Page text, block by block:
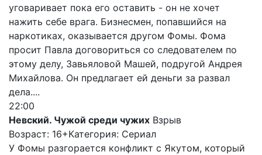
уговаривает пока его оставить - он не хочет
нажить себе врага. Бизнесмен, попавшийся на
наркотиках, оказывается другом Фомы. Фома
просит Павла договориться со следователем по
этому делу, Завьяловой Машей, подругой Андрея
Михайлова. Он предлагает ей деньги за развал
дела....
22:00
Невский. Чужой среди чужих Взрыв
Возраст: 16+Категория: Сериал
У Фомы разгорается конфликт с Якутом, который